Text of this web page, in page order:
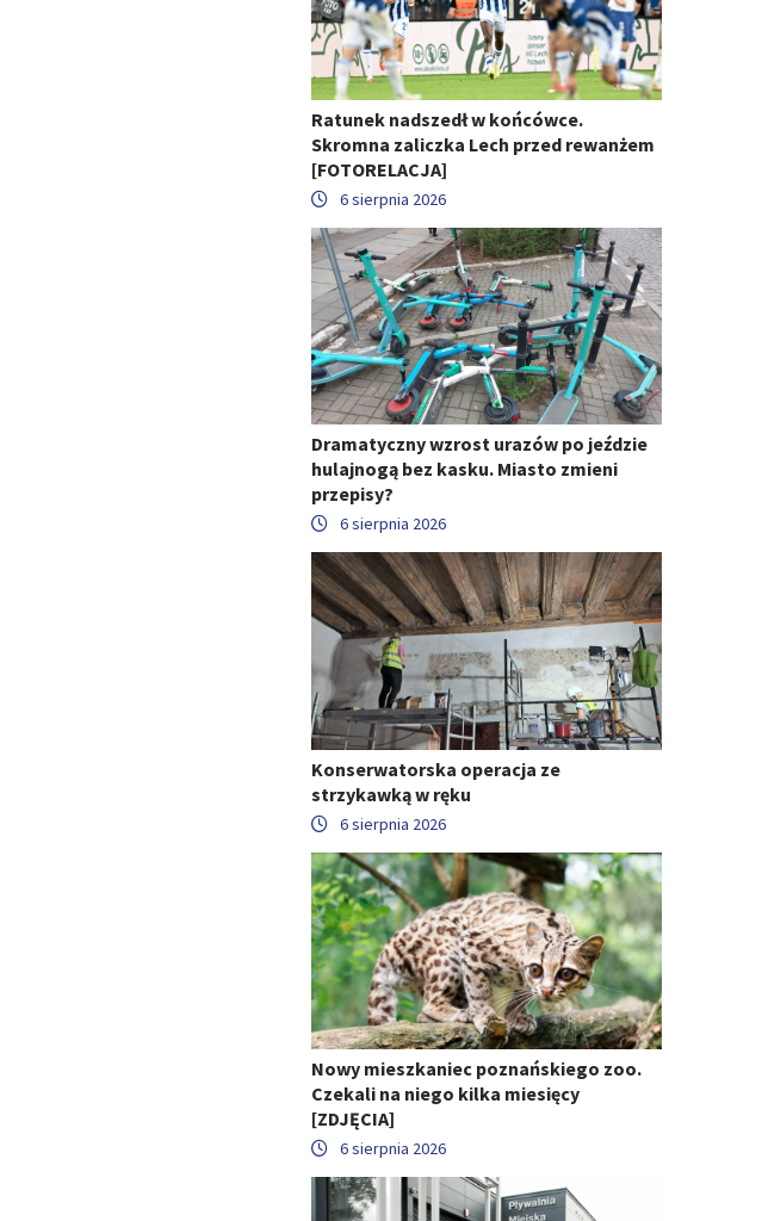
Ratunek nadszedł w końcówce.
Skromna zaliczka Lech przed rewanżem
[FOTORELACJA]
6 sierpnia 2026
Dramatyczny wzrost urazów po jeździe
hulajnogą bez kasku. Miasto zmieni
przepisy?
6 sierpnia 2026
Konserwatorska operacja ze
strzykawką w ręku
6 sierpnia 2026
Nowy mieszkaniec poznańskiego zoo.
Czekali na niego kilka miesięcy
[ZDJĘCIA]
6 sierpnia 2026